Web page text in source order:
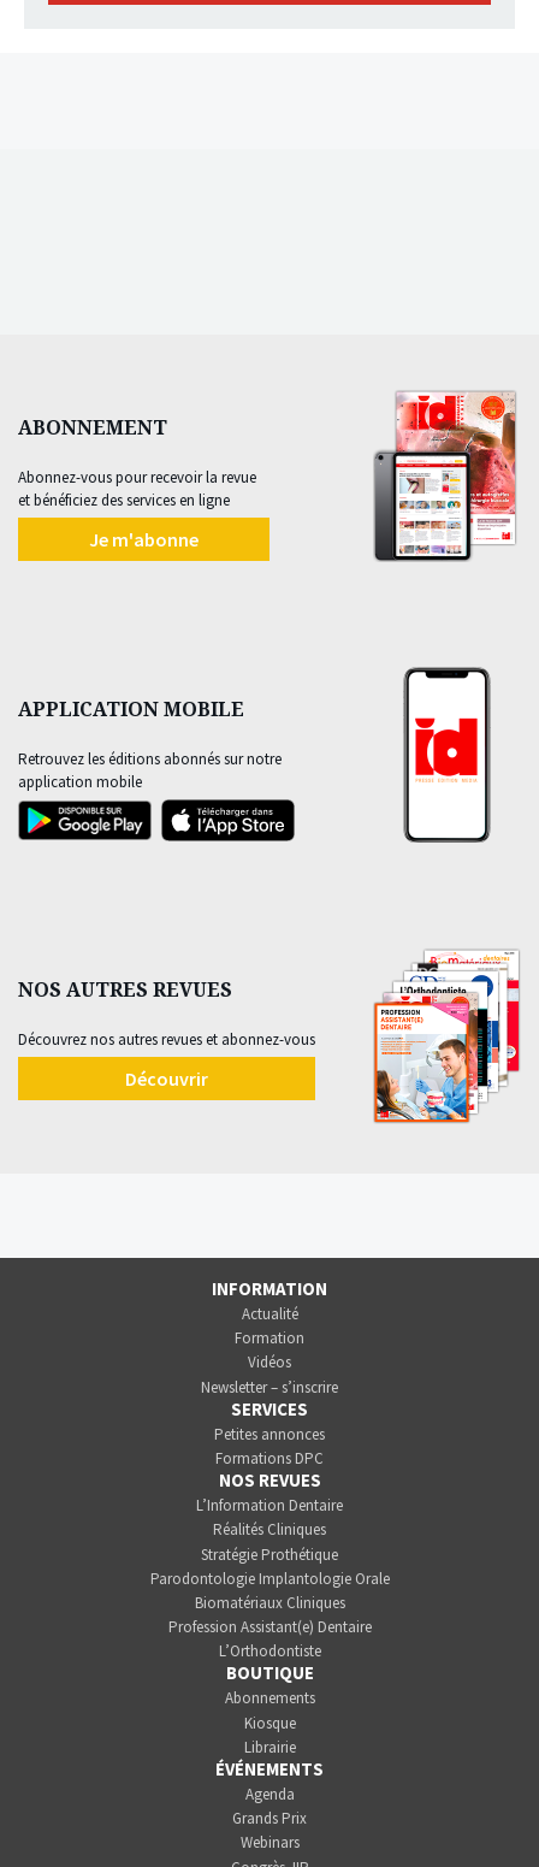
ABONNEMENT
Abonnez-vous pour recevoir la revue
et bénéficiez des services en ligne
Je m'abonne
APPLICATION MOBILE
Retrouvez les éditions abonnés sur notre
application mobile
NOS AUTRES REVUES
Découvrez nos autres revues et abonnez-vous
Découvrir
INFORMATION
Actualité
Formation
Vidéos
Newsletter – s’inscrire
SERVICES
Petites annonces
Formations DPC
NOS REVUES
L’Information Dentaire
Réalités Cliniques
Stratégie Prothétique
Parodontologie Implantologie Orale
Biomatériaux Cliniques
Profession Assistant(e) Dentaire
L’Orthodontiste
BOUTIQUE
Abonnements
Kiosque
Librairie
ÉVÉNEMENTS
Agenda
Grands Prix
Webinars